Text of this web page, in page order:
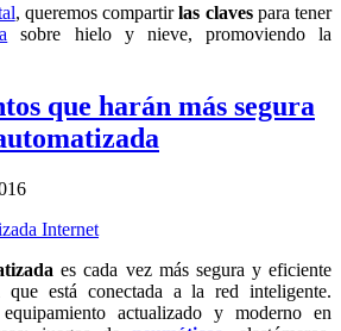
, queremos compartirlas clavespara tener
sobre hielo y nieve, promoviendo la
que harán más segura
es cada vez más segura y eficiente
que está conectada a la red inteligente.
actualizado y moderno en